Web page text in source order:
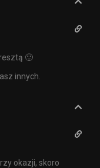
🙂
innych.
okazji, skoro